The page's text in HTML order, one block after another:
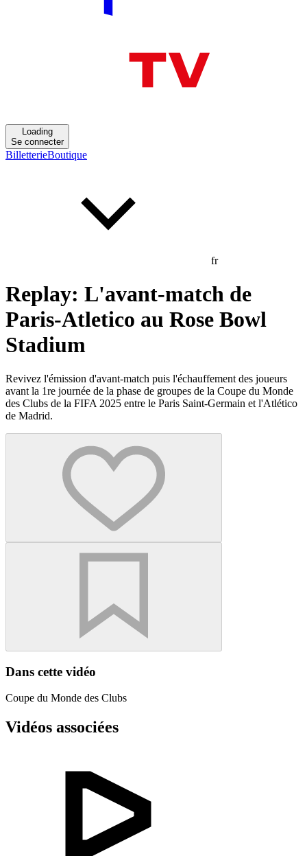
Loading
Se connecter
BilletterieBoutique
fr
Replay: L'avant-match de
Paris-Atletico au Rose Bowl
Stadium
Revivez l'émission d'avant-match puis l'échauffement des joueurs
avant la 1re journée de la phase de groupes de la Coupe du Monde
des Clubs de la FIFA 2025 entre le Paris Saint-Germain et l'Atlético
de Madrid.
Dans cette vidéo
Coupe du Monde des Clubs
Vidéos associées